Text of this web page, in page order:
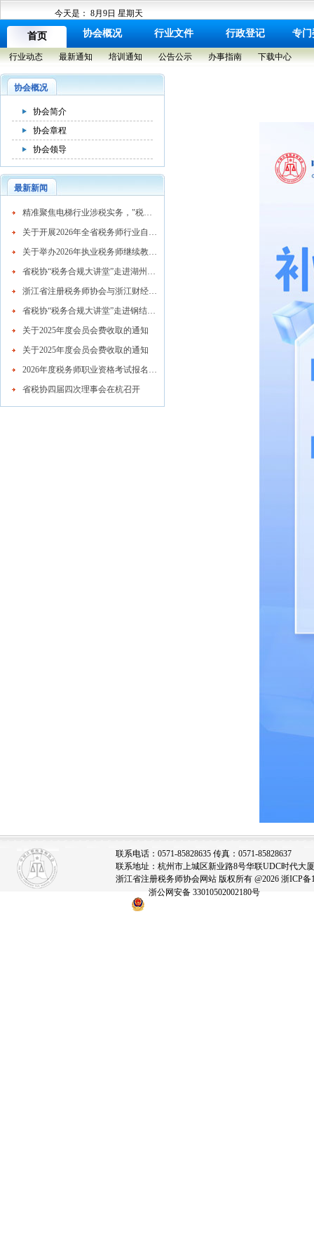
今天是： 8月9日 星期天
首页 协会概况 行业文件 行政登记 专门
行业动态 最新通知 培训通知 公告公示 办事指南 下载中心
协会概况
协会简介
协会章程
协会领导
最新新闻
​精准聚焦电梯行业涉税实务，"税务合规大讲堂"走进湖州市电梯行业协会
关于开展2026年全省税务师行业自律检查工作的通知
关于举办2026年执业税务师继续教育网络培训班的通知
省税协“税务合规大讲堂”走进湖州混凝土行业
浙江省注册税务师协会与浙江财经大学续签战略合作协议 共育高素质税务人才
省税协“税务合规大讲堂”走进钢结构行业协会精准赋能企业高质量发展
关于2025年度会员会费收取的通知
关于2025年度会员会费收取的通知
2026年度税务师职业资格考试报名公告
省税协四届四次理事会在杭召开
联系电话：0571-85828635 传真：0571-85828637
联系地址：杭州市上城区新业路8号华联UDC时代大
浙江省注册税务师协会网站 版权所有 @2026 浙ICP备
浙公网安备 33010502002180号